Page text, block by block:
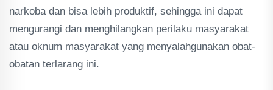
narkoba dan bisa lebih produktif, sehingga ini dapat
mengurangi dan menghilangkan perilaku masyarakat
atau oknum masyarakat yang menyalahgunakan obat-
obatan terlarang ini.